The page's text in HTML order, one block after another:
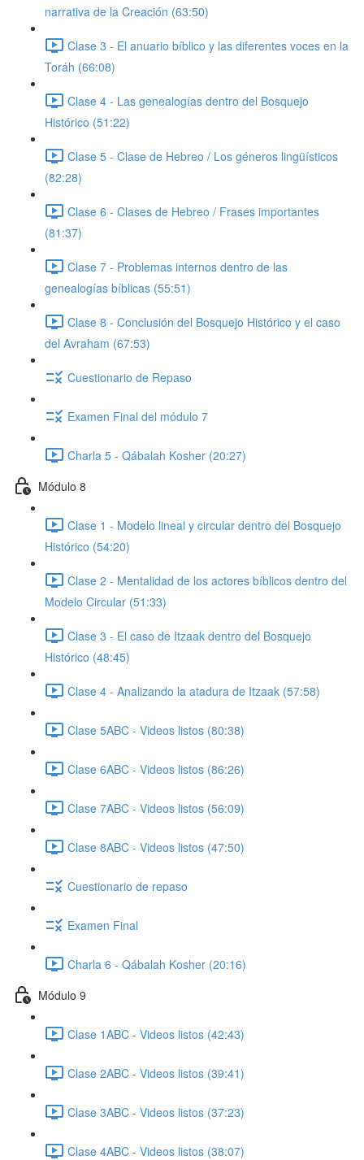
narrativa de la Creación (63:50)
Clase 3 - El anuario bíblico y las diferentes voces en la
Toráh (66:08)
Clase 4 - Las genealogías dentro del Bosquejo
Histórico (51:22)
Clase 5 - Clase de Hebreo / Los géneros lingüísticos
(82:28)
Clase 6 - Clases de Hebreo / Frases importantes
(81:37)
Clase 7 - Problemas internos dentro de las
genealogías bíblicas (55:51)
Clase 8 - Conclusión del Bosquejo Histórico y el caso
del Avraham (67:53)
Cuestionario de Repaso
Examen Final del módulo 7
Charla 5 - Qábalah Kosher (20:27)
Módulo 8
Clase 1 - Modelo lineal y circular dentro del Bosquejo
Histórico (54:20)
Clase 2 - Mentalidad de los actores bíblicos dentro del
Modelo Circular (51:33)
Clase 3 - El caso de Itzaak dentro del Bosquejo
Histórico (48:45)
Clase 4 - Analizando la atadura de Itzaak (57:58)
Clase 5ABC - Videos listos (80:38)
Clase 6ABC - Videos listos (86:26)
Clase 7ABC - Videos listos (56:09)
Clase 8ABC - Videos listos (47:50)
Cuestionario de repaso
Examen Final
Charla 6 - Qábalah Kosher (20:16)
Módulo 9
Clase 1ABC - Videos listos (42:43)
Clase 2ABC - Videos listos (39:41)
Clase 3ABC - Videos listos (37:23)
Clase 4ABC - Videos listos (38:07)